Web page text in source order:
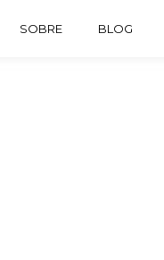
SOBRE BLOG